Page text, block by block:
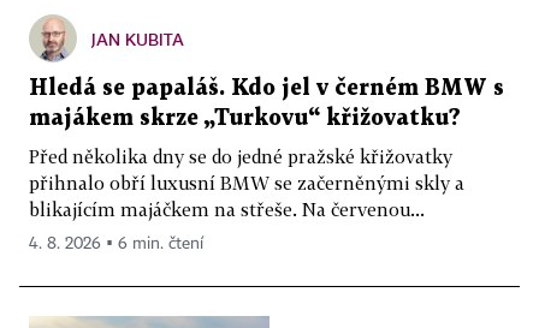
JAN KUBITA
Hledá se papaláš. Kdo jel v černém BMW s
majákem skrze „Turkovu“ křižovatku?
Před několika dny se do jedné pražské křižovatky
přihnalo obří luxusní BMW se začerněnými skly a
blikajícím majáčkem na střeše. Na červenou...
4. 8. 2026 ▪ 6 min. čtení